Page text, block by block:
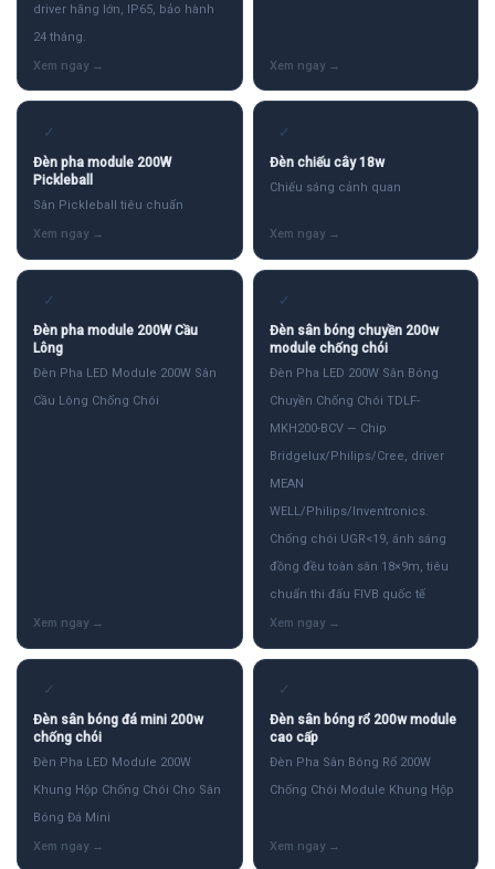
driver hãng lớn, IP65, bảo hành
24 tháng.
✓
Đèn pha module 200W
Pickleball
Sân Pickleball tiêu chuẩn
✓
Đèn chiếu cây 18w
Chiếu sáng cảnh quan
✓
Đèn pha module 200W Cầu
Lông
Đèn Pha LED Module 200W Sân
Cầu Lông Chống Chói
✓
Đèn sân bóng chuyền 200w
module chống chói
Đèn Pha LED 200W Sân Bóng
Chuyền Chống Chói TDLF-
MKH200-BCV — Chip
Bridgelux/Philips/Cree, driver
MEAN
WELL/Philips/Inventronics.
Chống chói UGR<19, ánh sáng
đồng đều toàn sân 18×9m, tiêu
chuẩn thi đấu FIVB quốc tế
✓
Đèn sân bóng đá mini 200w
chống chói
Đèn Pha LED Module 200W
Khung Hộp Chống Chói Cho Sân
Bóng Đá Mini
✓
Đèn sân bóng rổ 200w module
cao cấp
Đèn Pha Sân Bóng Rổ 200W
Chống Chói Module Khung Hộp